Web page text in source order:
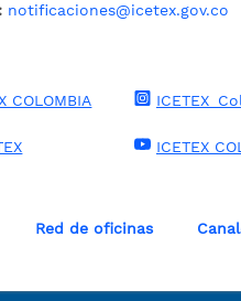
notificaciones@icetex.gov.co
COLOMBIA
ICETEX
Red de oficinas